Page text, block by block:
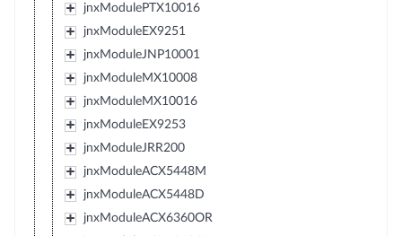
jnxModulePTX10016
jnxModuleEX9251
jnxModuleJNP10001
jnxModuleMX10008
jnxModuleMX10016
jnxModuleEX9253
jnxModuleJRR200
jnxModuleACX5448M
jnxModuleACX5448D
jnxModuleACX6360OR